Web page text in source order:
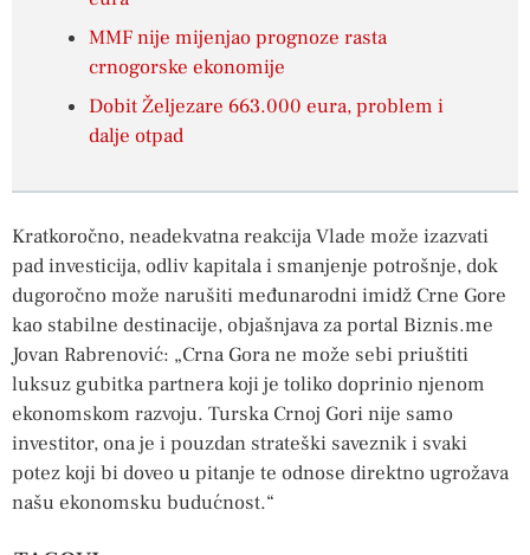
MMF nije mijenjao prognoze rasta
crnogorske ekonomije
Dobit Željezare 663.000 eura, problem i
dalje otpad
Kratkoročno, neadekvatna reakcija Vlade može izazvati
pad investicija, odliv kapitala i smanjenje potrošnje, dok
dugoročno može narušiti međunarodni imidž Crne Gore
kao stabilne destinacije, objašnjava za portal Biznis.me
Jovan Rabrenović: „Crna Gora ne može sebi priuštiti
luksuz gubitka partnera koji je toliko doprinio njenom
ekonomskom razvoju. Turska Crnoj Gori nije samo
investitor, ona je i pouzdan strateški saveznik i svaki
potez koji bi doveo u pitanje te odnose direktno ugrožava
našu ekonomsku budućnost.“